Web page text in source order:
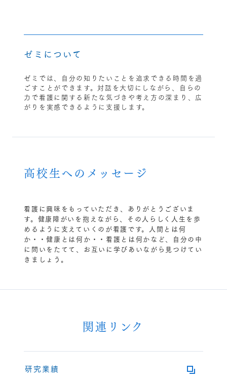
ゼミについて
ゼミでは、自分の知りたいことを追求できる時間を過
ごすことができます。対話を大切にしながら、自らの
力で看護に関する新たな気づきや考え方の深まり、広
がりを実感できるように支援します。
高校生へのメッセージ
看護に興味をもっていただき、ありがとうございま
す。健康障がいを抱えながら、その人らしく人生を歩
めるように支えていくのが看護です。人間とは何
か・・健康とは何か・・看護とは何かなど、自分の中
に問いをたてて、お互いに学びあいながら見つけてい
きましょう。
関連リンク
研究業績